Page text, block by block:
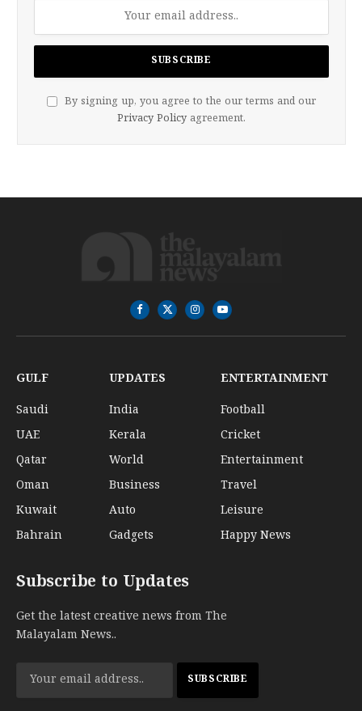
By signing up, you agree to the our terms and our
Privacy Policy agreement.
Facebook
X
(Twitter)
InstagramYouTube
GULF
Saudi
UAE
Qatar
Oman
Kuwait
Bahrain
UPDATES
India
Kerala
World
Business
Auto
Gadgets
ENTERTAINMENT
Football
Cricket
Entertainment
Travel
Leisure
Happy News
Subscribe to Updates
Get the latest creative news from The
Malayalam News..